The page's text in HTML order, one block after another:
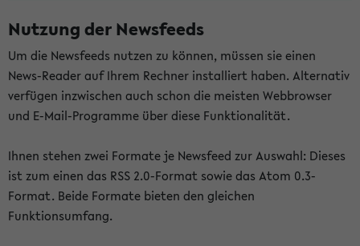
Nutzung der Newsfeeds
Um die Newsfeeds nutzen zu können, müssen sie einen
News-Reader auf Ihrem Rechner installiert haben. Alternativ
verfügen inzwischen auch schon die meisten Webbrowser
und E-Mail-Programme über diese Funktionalität.
Ihnen stehen zwei Formate je Newsfeed zur Auswahl: Dieses
ist zum einen das RSS 2.0-Format sowie das Atom 0.3-
Format. Beide Formate bieten den gleichen
Funktionsumfang.